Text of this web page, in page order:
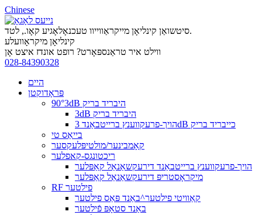
Chinese
סיטשואַן קינליאָן מייקראַווייוו טעכנאָלאָגיע קאָו., לטד.
קינליאָן מיקראָוועלע
ווילט איר טראַנספּאָרט? רופט אונדז איצט אָן
028-84390328
היים
פּראָדוקטן
90°3dB היבריד בריק
3dB היבריד בריק
הויך-פרעקווענץ ברייטבאַנד 3dB כייבריד בריק
בייאַס טי
קאָמבינער/מולטיפּלעקסער
ריכטונגס-קאפלער
הויך-פרעקווענץ ברייטבאַנד דירעקשאַנאַל קאַפּלער
מיקראָסטריפּ דירעקשאַנאַל קאַפּלער
RF פילטער
קאַוויטי פילטער^באַנד פּאַס פילטער
באַנד סטאָפּ פֿילטער